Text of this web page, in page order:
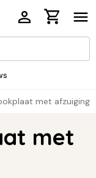
met afzuiging
met